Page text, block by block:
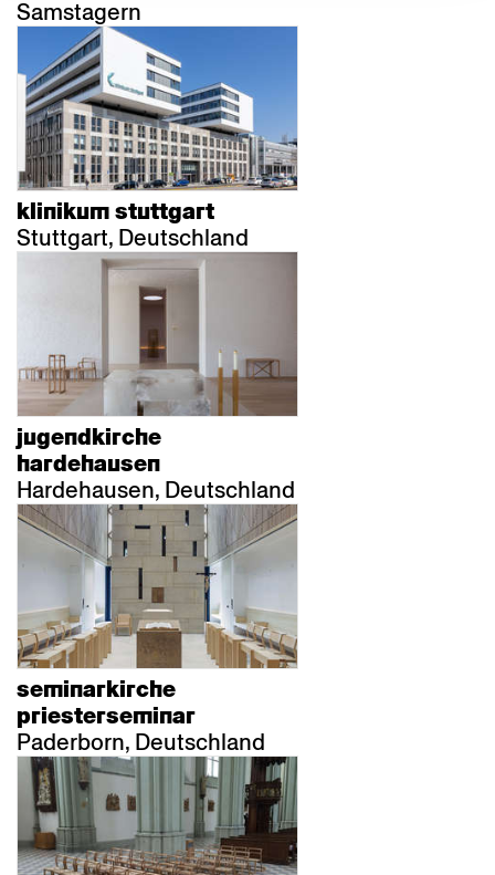
Samstagern
klinikum stuttgart
Stuttgart, Deutschland
jugendkirche
hardehausen
Hardehausen, Deutschland
seminarkirche
priesterseminar
Paderborn, Deutschland